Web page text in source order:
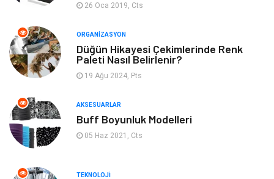
Gençlik & Eğlence Keyif & Hobi
Aksesuarlar
Mobilya
Gayrimenkul
Ev İşleri
26 Oca 2019, Cts
ORGANIZASYON
Düğün Hikayesi Çekimlerinde Renk
Paleti Nasıl Belirlenir?
19 Ağu 2024, Pts
AKSESUARLAR
Buff Boyunluk Modelleri
05 Haz 2021, Cts
TEKNOLOJI